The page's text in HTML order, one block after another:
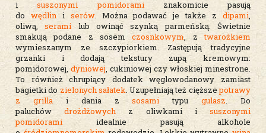
isuszonymi pomidoramiznakomicie pasują
do wędlini serów. Można podawać je także zdipami,
oliwą,serami lub owinąć szynką parmeńską. Świetnie
smakują podane z sosemczosnkowym, ztwarożkiem
wymieszanym ze szczypiorkiem. Zastępują tradycyjne
grzanki i dodają tekstury zupą kremowym:
pomidorowej,dyniowej, cukiniowej czy włoskiej minestrone.
To również chrupiący dodatek węglowodanowy zamiast
bagietki do zielonych sałatek. Uzupełniają też cięższepotrawy
z grillai dania zsosami typugulasz. Do
paluchówdrożdżowych z oliwkami isuszonymi
pomidoramiidealnie pasują alkohole